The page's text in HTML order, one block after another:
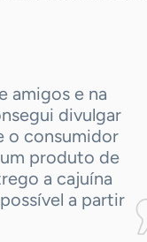
amigos e na
divulgar
o consumidor
produto de
a cajuína
a partir